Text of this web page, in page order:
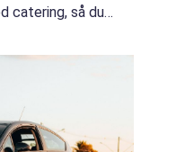
catering, så du
min fest? Når